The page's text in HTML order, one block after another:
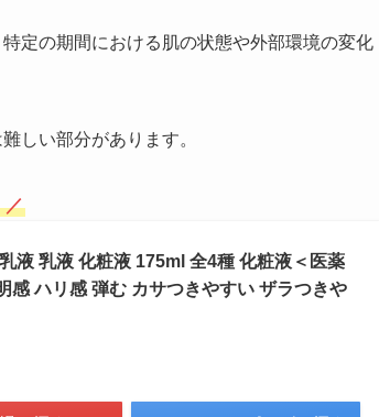
定の期間における肌の状態や外部環境の変化
しい部分があります。
／
液 乳液 化粧液 175ml 全4種 化粧液＜医薬
感 ハリ感 弾む カサつきやすい ザラつきや